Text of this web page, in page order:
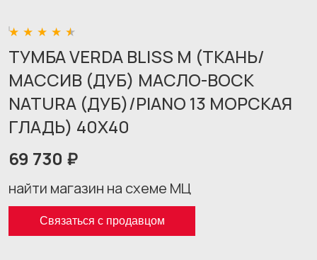
ТУМБА VERDA BLISS M (ТКАНЬ/
МАССИВ (ДУБ) МАСЛО-ВОСК
NATURA (ДУБ)/PIANO 13 МОРСКАЯ
ГЛАДЬ) 40X40
69 730 ₽
найти магазин на схеме МЦ
Связаться с продавцом